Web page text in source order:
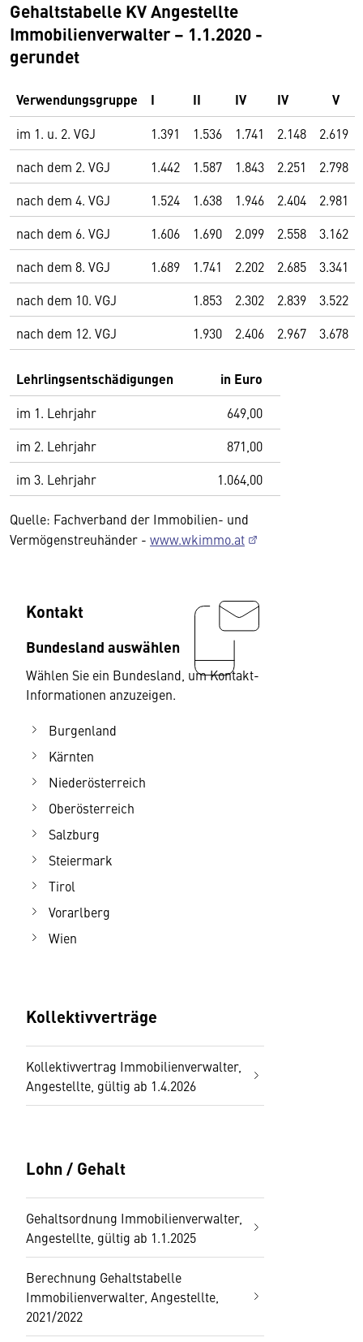
Gehaltstabelle KV Angestellte
Immobilienverwalter – 1.1.2020 -
gerundet
Verwendungsgruppe I II IV IV V
im 1. u. 2. VGJ 1.391 1.536 1.741 2.148
2.619
nach dem 2. VGJ
1.442 1.587 1.843 2.251
2.798
nach dem 4. VGJ
1.524 1.638 1.946 2.404
2.981
nach dem 6. VGJ
1.606 1.690 2.099 2.558
3.162
nach dem 8. VGJ
1.689 1.741 2.202 2.685
3.341
nach dem 10. VGJ
1.853 2.302 2.839
3.522
nach dem 12. VGJ
1.930 2.406 2.967 3.678
Lehrlingsentschädigungen in Euro
im 1. Lehrjahr
649,00
im 2. Lehrjahr
871,00
im 3. Lehrjahr
1.064,00
Quelle: Fachverband der Immobilien- und
Vermögenstreuhänder - www.wkimmo.at
Kontakt
Bundesland auswählen
Wählen Sie ein Bundesland, um Kontakt-
Informationen anzuzeigen.
Burgenland
Kärnten
Niederösterreich
Oberösterreich
Salzburg
Steiermark
Tirol
Vorarlberg
Wien
Kollektivverträge
Kollektivvertrag Immobilienverwalter,
Angestellte, gültig ab 1.4.2026
Lohn / Gehalt
Gehaltsordnung Immobilienverwalter,
Angestellte, gültig ab 1.1.2025
Berechnung Gehaltstabelle
Immobilienverwalter, Angestellte,
2021/2022